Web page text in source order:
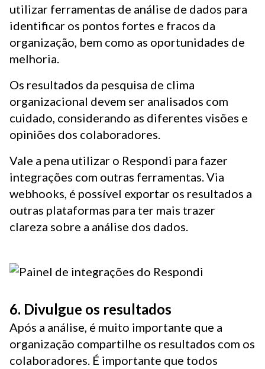
utilizar ferramentas de análise de dados para
identificar os pontos fortes e fracos da
organização, bem como as oportunidades de
melhoria.
Os resultados da pesquisa de clima
organizacional devem ser analisados com
cuidado, considerando as diferentes visões e
opiniões dos colaboradores.
Vale a pena utilizar o Respondi para fazer
integrações com outras ferramentas. Via
webhooks, é possível exportar os resultados a
outras plataformas para ter mais trazer
clareza sobre a análise dos dados.
6. Divulgue os resultados
Após a análise, é muito importante que a
organização compartilhe os resultados com os
colaboradores. É importante que todos